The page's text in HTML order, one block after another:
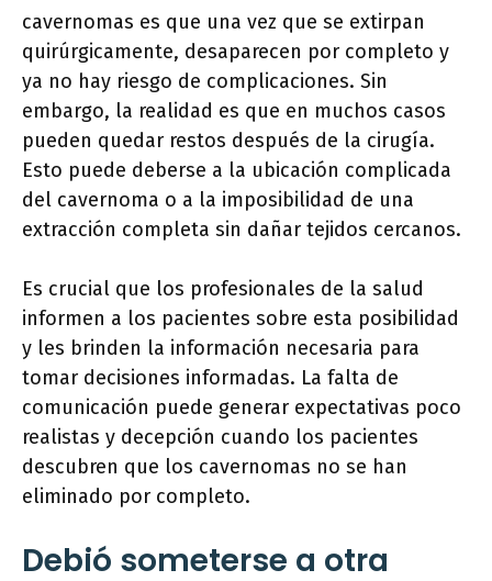
cavernomas es que una vez que se extirpan
quirúrgicamente, desaparecen por completo y
ya no hay riesgo de complicaciones. Sin
embargo, la realidad es que en muchos casos
pueden quedar restos después de la cirugía.
Esto puede deberse a la ubicación complicada
del cavernoma o a la imposibilidad de una
extracción completa sin dañar tejidos cercanos.
Es crucial que los profesionales de la salud
informen a los pacientes sobre esta posibilidad
y les brinden la información necesaria para
tomar decisiones informadas. La falta de
comunicación puede generar expectativas poco
realistas y decepción cuando los pacientes
descubren que los cavernomas no se han
eliminado por completo.
Debió someterse a otra